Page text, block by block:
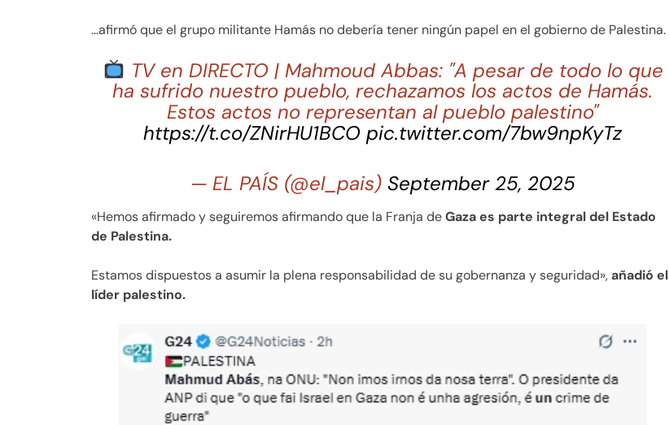
…afirmó que el grupo militante Hamás no debería tener ningún papel en el gobierno de Palestina.
TV en DIRECTO | Mahmoud Abbas: "A pesar de todo lo que
ha sufrido nuestro pueblo, rechazamos los actos de Hamás.
Estos actos no representan al pueblo palestino"
https://t.co/ZNirHU1BCO pic.twitter.com/7bw9npKyTz
— EL PAÍS (@el_pais) September 25, 2025
«Hemos afirmado y seguiremos afirmando que la Franja deGaza es parte integral del Estado
de Palestina.
Estamos dispuestos a asumir la plena responsabilidad de su gobernanza y seguridad»,añadió el
líder palestino.